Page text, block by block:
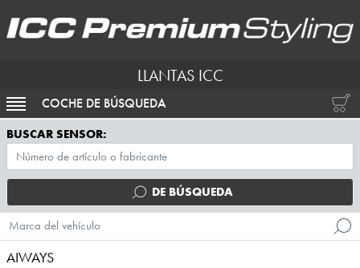
LLANTAS ICC
ACTIVAR NAVEGACIÓN
COCHE DE BÚSQUEDA
BUSCAR SENSOR:
DE BÚSQUEDA
Marca del vehículo
AIWAYS